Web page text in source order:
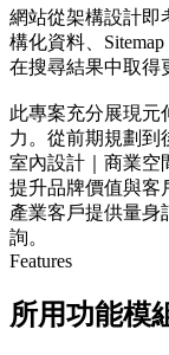
網站從架構設計即
構化資料、
在搜尋結果中取得
此專案充分展現元
力。從前期規劃到
室內設計｜商業空
提升品牌價值與客
產業客戶提供量身
詢。
Features
所用功能模